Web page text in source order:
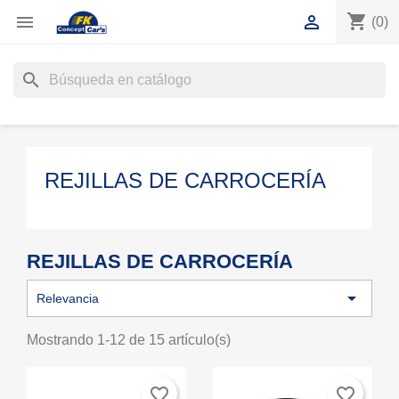
 shopping_cart (0)

search
REJILLAS DE CARROCERÍA
REJILLAS DE CARROCERÍA
Relevancia 
Mostrando 1-12 de 15 artículo(s)
favorite_border favorite_border